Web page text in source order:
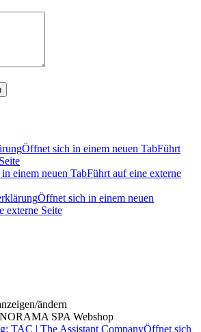
Öffnet sich in einem neuen TabFührt
einem neuen TabFührt auf eine externe
Öffnet sich in einem neuen
externe Seite
ändern
SPA Webshop
TAC | The Assistant CompanyÖffnet sich